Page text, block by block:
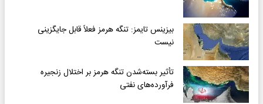
بیزینس تایمز: تنگه هرمز فعلاً قابل جایگزینی
نیست
تأثیر بسته‌شدن تنگه هرمز بر اختلال زنجیره
فرآورده‌های نفتی